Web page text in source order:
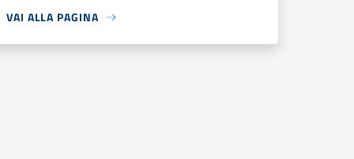
VAI ALLA PAGINA